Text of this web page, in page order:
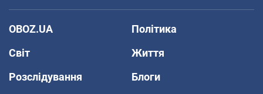
OBOZ.UA
Політика
Світ
Життя
Розслідування
Блоги